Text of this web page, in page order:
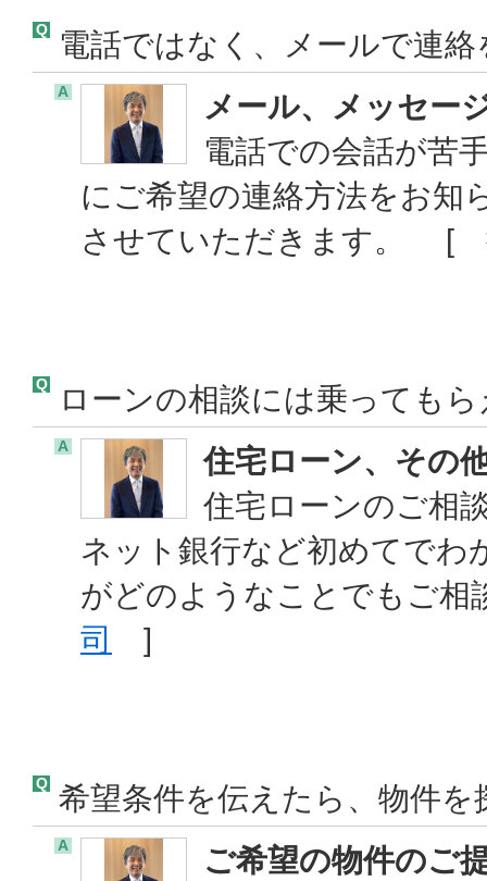
Q 電話ではなく、メールで連
A
メール、メッセー
電話での会話が苦
にご希望の連絡方法をお知
させていただきます
Q ローンの相談には乗っても
A
住宅ローン、その
住宅ローンのご相
ネット銀行など初めてでわ
がどのようなことでも
司
]
Q 希望条件を伝えたら、物件
A
ご希望の物件のご